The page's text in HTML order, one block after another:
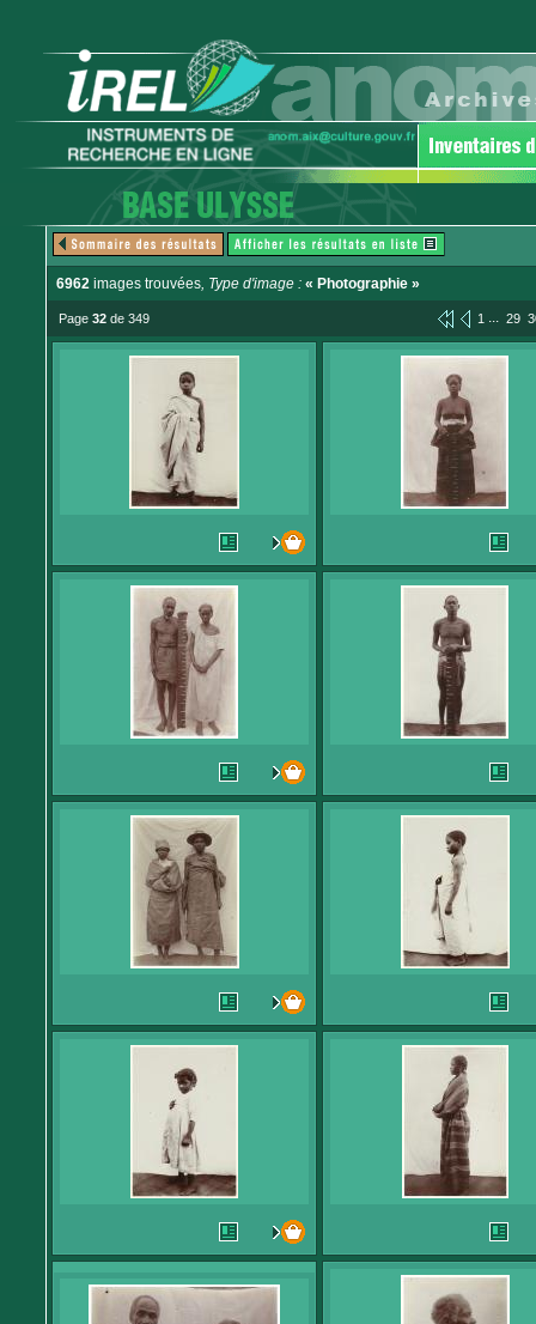
6962 images trouvées, Type d'image : « Photographie »
Page 32 de 349 1 ... 29